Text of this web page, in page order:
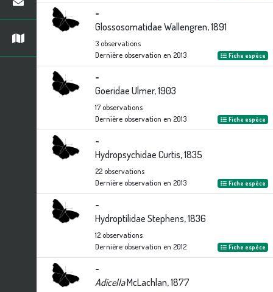
-
Glossosomatidae Wallengren, 1891
3observations
Dernière observation en 2013 Fiche espèce
-
Goeridae Ulmer, 1903
17observations
Dernière observation en 2013 Fiche espèce
-
Hydropsychidae Curtis, 1835
22observations
Dernière observation en 2013 Fiche espèce
-
Hydroptilidae Stephens, 1836
12observations
Dernière observation en 2012 Fiche espèce
-
AdicellaMcLachlan, 1877